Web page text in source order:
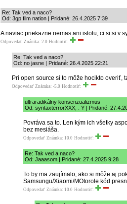
Re: Tak ved a naco?
Od: 3gp film nation | Pridané: 26.4.2025 7:39
A naviac priekazne nemas ani istotu, ci si si v
Odpovedať Známka: 2.0 Hodnotiť:
Re: Tak ved a naco?
Od: no jasne | Pridané: 26.4.2025 22:21
Pri open source si to môže hocikto overiť,
Odpovedať Známka: -5.0 Hodnotiť:
ultraradikálny konsenzualizmus
Od: syntaxterrorXXX, . Y | Pridané:
Povráva sa to. Len kým ich všetky
bez mesiáša.
Odpovedať Známka: 10.0 Hodnotiť:
Re: Tak ved a naco?
Od: Jaaasom | Pridané: 27.4.2025 9:28
To by ma zaujímalo, ako si môže aj
Samsungu/Xiaomi/MOtorole kód
Odpovedať Známka: 10.0 Hodnotiť: